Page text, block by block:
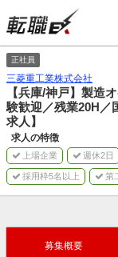
正社員
三菱重工業株式会社
【兵庫/神戸】製造
験歓迎／残業20H／
求人】
求人の特徴
上場企業 週休2日
採用枠5名以上 第
募集概要